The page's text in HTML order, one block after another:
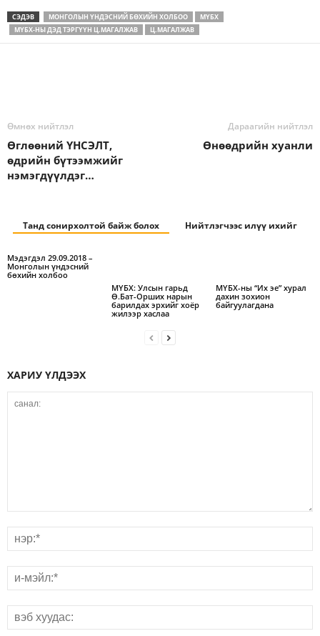
СЭДЭВ МОНГОЛЫН ҮНДЭСНИЙ БӨХИЙН ХОЛБОО
МҮБХ
МҮБХ-НЫ ДЭД ТЭРГҮҮН Ц.МАГАЛЖАВ
Ц.МАГАЛЖАВ
Өмнөх нийтлэл
Өглөөний ҮНСЭЛТ,
өдрийн бүтээмжийг
нэмэгдүүлдэг…
Дараагийн нийтлэл
Өнөөдрийн хуанли
Танд сонирхолтой байж болох Нийтлэгчээс илүү ихийг
Мэдэгдэл 29.09.2018 –
Монголын үндэсний
бөхийн холбоо
МҮБХ: Улсын гарьд
Ө.Бат-Орших нарын
барилдах эрхийг хоёр
жилээр хаслаа
МҮБХ-ны “Их эе” хурал
дахин зохион
байгуулагдана
ХАРИУ ҮЛДЭЭХ